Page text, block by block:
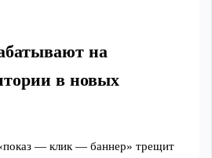
на
в новых
— клик — баннер» трещит